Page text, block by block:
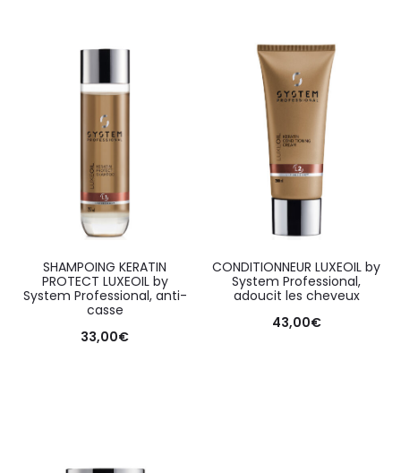
SHAMPOING KERATIN
PROTECT LUXEOIL by
System Professional, anti-
casse
33,00€
CONDITIONNEUR LUXEOIL by
System Professional,
adoucit les cheveux
43,00€